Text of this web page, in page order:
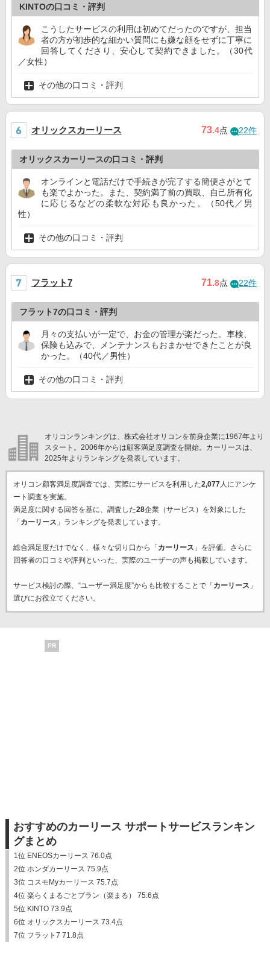
KINTOの口コミ・評判
こうしたサービスの利用は初めてだったのですが、担当
者の方が初歩的な細かい質問にも嫌な顔をせずに丁寧に
回答してくださり、安心して契約できました。（30代
／女性）
その他の口コミ・評判
オリックスカーリース 73.4点 22件
オリックスカーリースの口コミ・評判
オンラインと電話だけで手続きが完了する簡便さがとて
も楽でよかった。また、契約満了前の買取、自己所有化
に応じるなどの柔軟な対応も良かった。（50代／男
性）
その他の口コミ・評判
フラット7 71.8点 22件
フラット7の口コミ・評判
月々の支払いが一定で、お金の管理が楽だった。車検、
保険も込みで、メンテナンスもおまかせできたことが良
かった。（40代／男性）
その他の口コミ・評判
オリコンランキングは、株式会社オリコンを前身企業に1967年より
スタート。2006年からは顧客満足度調査を開始。カーリースは、
2025年よりランキングを発表しています。
オリコン顧客満足度調査では、実際にサービスを利用した2,077人にアンケ
ート調査を実施。
満足度に関する回答を基に、調査した28企業（サービス）を対象にした
「 カーリース 」ランキングを発表しています。
総合満足度だけでなく、様々な切り口から「 カーリース 」を評価。さらに
回答者の口コミや評判といった、実際のユーザーの声も掲載しています。
サービス検討の際、“ユーザー満足度”からも比較することで「 カーリース 」
選びにお役立てください。
PR
おすすめのカーリース サポートサービスランキン
グまとめ
1位 ENEOSカーリース 76.0点
2位 ホンダカーリース 75.9点
3位 コスモMyカーリース 75.7点
4位 楽らくまるごとプラン（楽まる） 75.6点
5位 KINTO 73.9点
6位 オリックスカーリース 73.4点
7位 フラット7 71.8点